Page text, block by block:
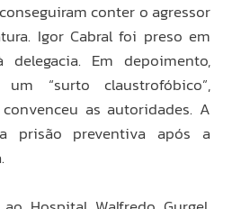
conter o agressor
Igor Cabral foi preso em
Em depoimento,
“surto claustrofóbico”,
as autoridades. A
prisão preventiva após a